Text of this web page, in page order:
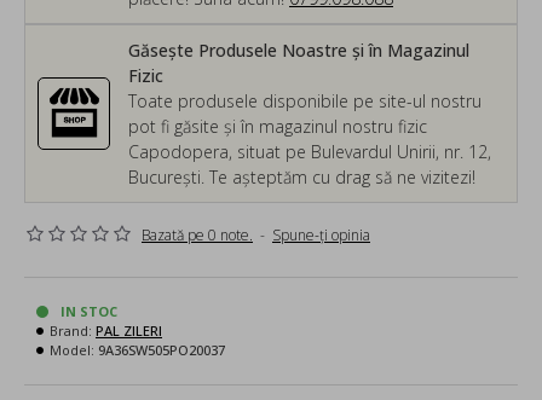
Găsește Produsele Noastre și în Magazinul
Fizic
Toate produsele disponibile pe site-ul nostru
pot fi găsite și în magazinul nostru fizic
Capodopera, situat pe Bulevardul Unirii, nr. 12,
București. Te așteptăm cu drag să ne vizitezi!
Bazată pe 0 note. - Spune-ţi opinia
IN STOC
Brand: PAL ZILERI
Model: 9A36SW505PO20037